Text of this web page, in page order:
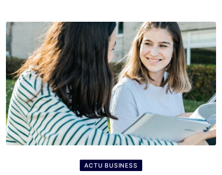
ACTU BUSINESS